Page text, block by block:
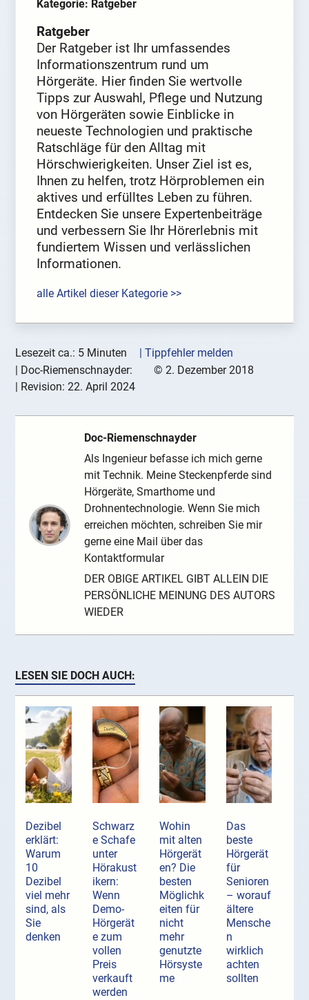
Kategorie: Ratgeber
Ratgeber
Der Ratgeber ist Ihr umfassendes
Informationszentrum rund um
Hörgeräte. Hier finden Sie wertvolle
Tipps zur Auswahl, Pflege und Nutzung
von Hörgeräten sowie Einblicke in
neueste Technologien und praktische
Ratschläge für den Alltag mit
Hörschwierigkeiten. Unser Ziel ist es,
Ihnen zu helfen, trotz Hörproblemen ein
aktives und erfülltes Leben zu führen.
Entdecken Sie unsere Expertenbeiträge
und verbessern Sie Ihr Hörerlebnis mit
fundiertem Wissen und verlässlichen
Informationen.
alle Artikel dieser Kategorie >>
Lesezeit ca.: 5 Minuten
| Tippfehler melden
Doc-Riemenschnayder: © 2. Dezember 2018
| Revision:22. April 2024
Doc-Riemenschnayder
Als Ingenieur befasse ich mich gerne
mit Technik. Meine Steckenpferde sind
Hörgeräte, Smarthome und
Drohnentechnologie. Wenn Sie mich
erreichen möchten, schreiben Sie mir
gerne eine Mail über das
Kontaktformular
DER OBIGE ARTIKEL GIBT ALLEIN DIE
PERSÖNLICHE MEINUNG DES AUTORS
WIEDER
LESEN SIE DOCH AUCH:
Dezibel
erklärt:
Warum
10
Dezibel
viel mehr
sind, als
Sie
denken
Schwarz
e Schafe
unter
Hörakust
ikern:
Wenn
Demo-
Hörgerät
e zum
vollen
Preis
verkauft
werden
Wohin
mit alten
Hörgerät
en? Die
besten
Möglichk
eiten für
nicht
mehr
genutzte
Hörsyste
me
Das
beste
Hörgerät
für
Senioren
– worauf
ältere
Mensche
n
wirklich
achten
sollten